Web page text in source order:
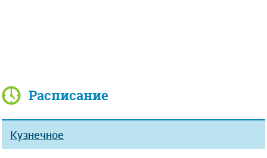
Расписание
Кузнечное